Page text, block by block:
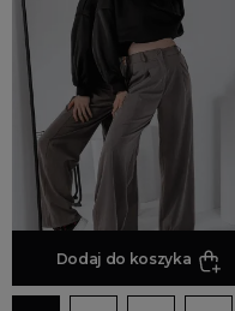
Spodnie z lampasami
Spodnie szorty
Spodnie bojówki damskie
Spodnie culotte
Spodnie sportowe
Spodnie w kratę
Spodnie lniane
Spodnie bermudy
Szorty jeansowe
Dodaj do koszyka